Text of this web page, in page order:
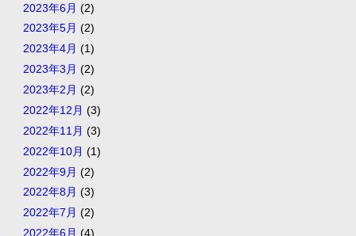
2023年6月 (2)
2023年5月 (2)
2023年4月 (1)
2023年3月 (2)
2023年2月 (2)
2022年12月 (3)
2022年11月 (3)
2022年10月 (1)
2022年9月 (2)
2022年8月 (3)
2022年7月 (2)
2022年6月 (4)